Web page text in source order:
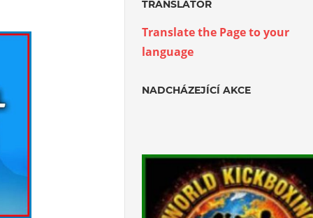
TRANSLATOR
Translate the Page to your
language
NADCHÁZEJÍCÍ AKCE